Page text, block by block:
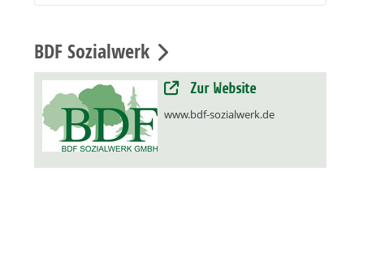
BDF Sozialwerk
Zur Website
www.bdf-sozialwerk.de